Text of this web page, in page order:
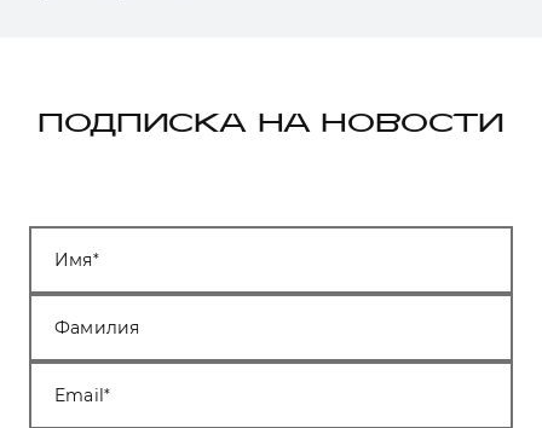
ПОДПИСКА НА НОВОСТИ
Имя
Фамилия
Email